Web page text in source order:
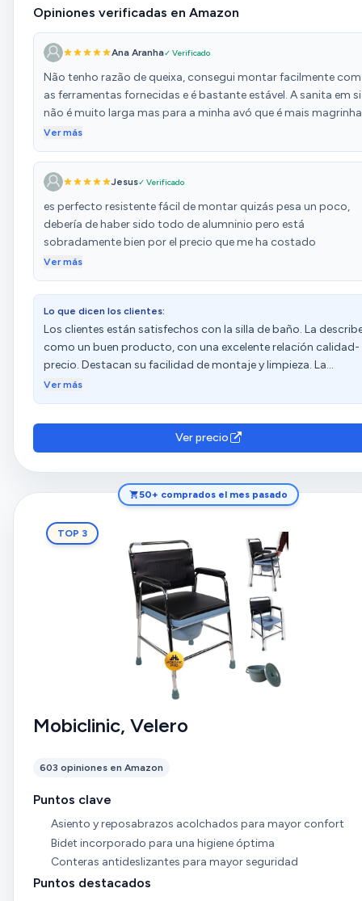
Opiniones verificadas en Amazon
Ana Aranha✓ Verificado
Não tenho razão de queixa, consegui montar facilmente com
as ferramentas fornecidas e é bastante estável. A sanita em si
não é muito larga mas para a minha avó que é mais
ótimo. Se for para alguém mais "forte" ou larga das ancas é
Ver más
Jesus✓ Verificado
es perfecto resistente fácil de montar quizás pesa un poco,
debería de haber sido todo de alumninio pero está
sobradamente bien por el precio que me ha costado
Ver más
Lo que dicen los clientes:
Los clientes están satisfechos con la silla de baño. La
como un buen producto, con una excelente relación calidad-
precio. Destacan su facilidad de montaje y limpieza. La
consideran muy práctica y útil, especialmente para personas
Ver más
Ver precio
50+ comprados el mes pasado
TOP 3
Mobiclinic, Velero
603 opiniones en Amazon
Puntos clave
Asiento y reposabrazos acolchados para mayor confort
Bidet incorporado para una higiene óptima
Conteras antideslizantes para mayor seguridad
Puntos destacados